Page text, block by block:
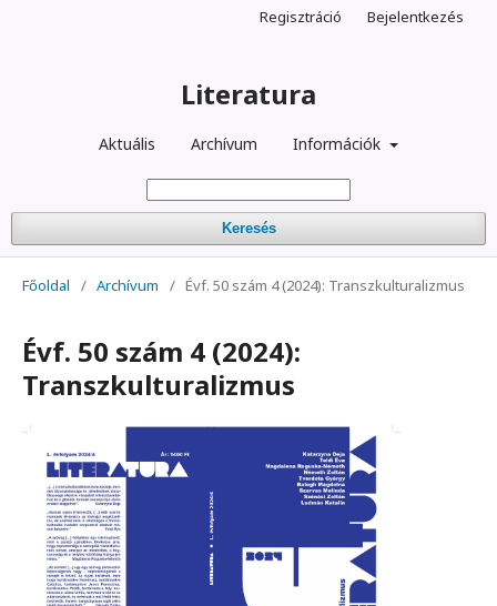
Literatura
Aktuális Archívum Információk
Keresés
Regisztráció Bejelentkezés
Főoldal / Archívum / Évf. 50 szám 4 (2024): Transzkulturalizmus
Évf. 50 szám 4 (2024):
Transzkulturalizmus